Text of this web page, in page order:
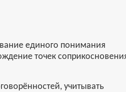
единого понимания
точек
учитывать